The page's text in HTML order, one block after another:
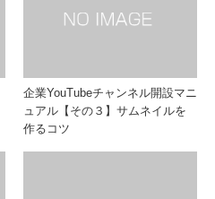
企業YouTubeチャンネル開設マニ
ュアル【その３】サムネイルを
作るコツ